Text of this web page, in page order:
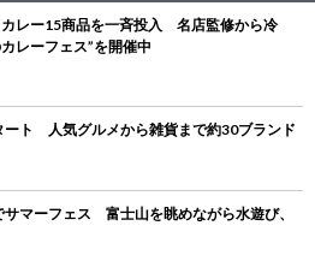
カレー15商品を一斉投入 名店監修から冷
レーフェス”を開催中
ート 人気グルメから雑貨まで約30ブランド
サマーフェス 富士山を眺めながら水遊び、